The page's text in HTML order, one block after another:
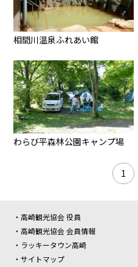
相間川温泉ふれあい館
わらび平森林公園キャンプ場
1
高崎観光協会 役員
高崎観光協会 会員情報
ラッキータウン高崎
サイトマップ